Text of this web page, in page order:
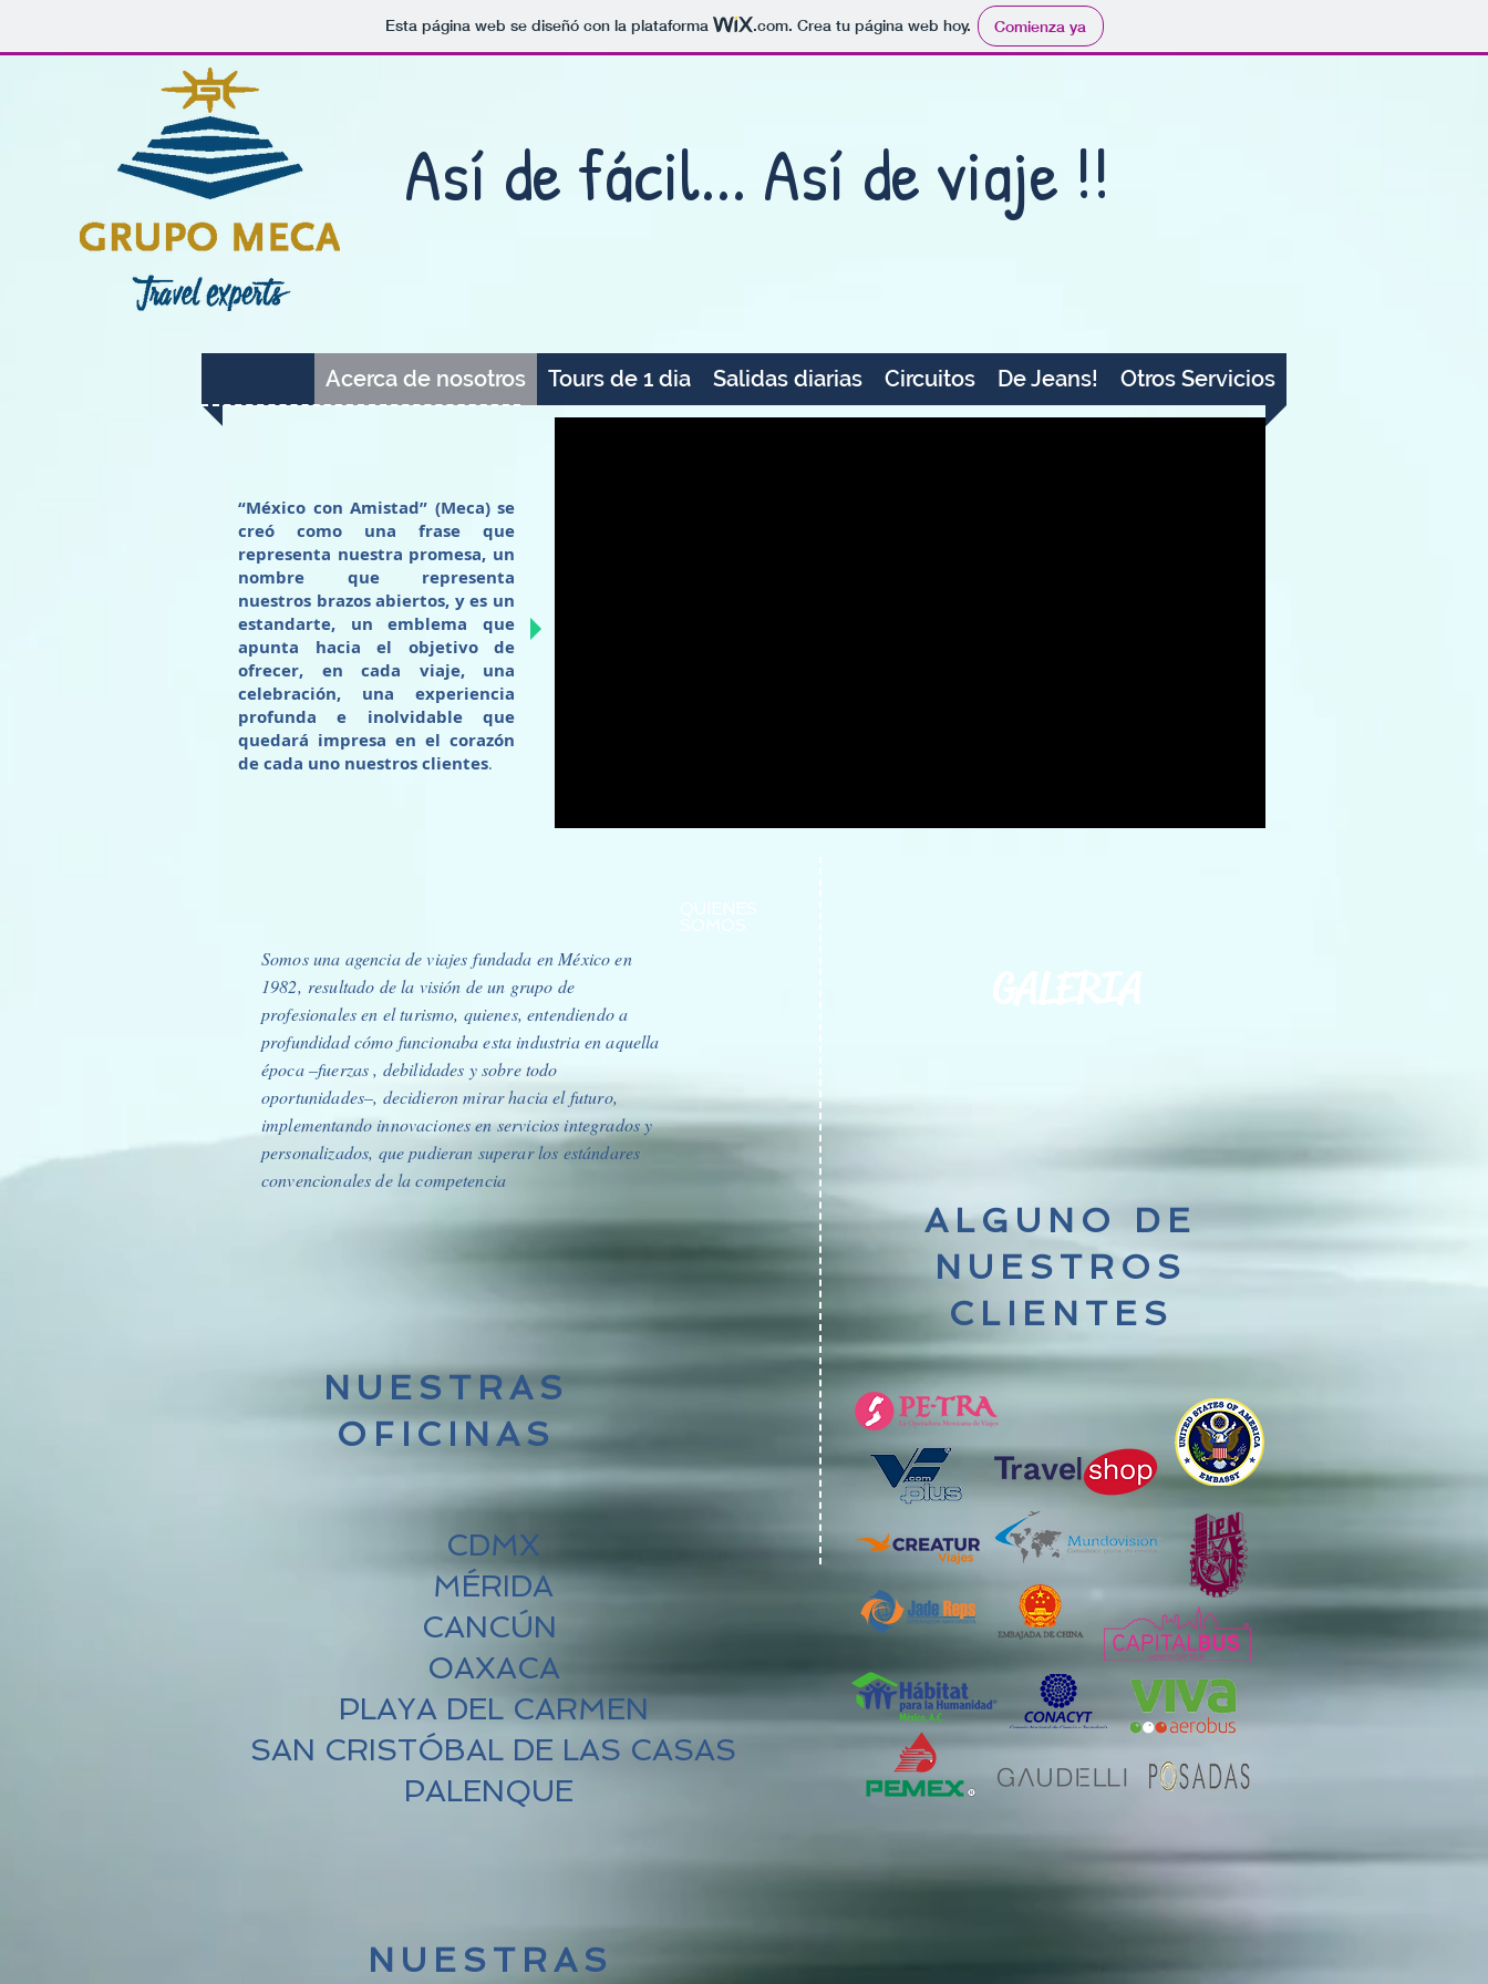
Esta página web se diseñó con la plataforma .com. Crea tu página web hoy. Comienza ya
Así de fácil... Así de viaje !!
Acerca de nosotros Tours de 1 dia Salidas diarias Circuitos De Jeans! Otros Servicios
“México con Amistad” (Meca) se
creó como una frase que
representa nuestra promesa, un
nombre que representa
nuestros brazos abiertos, y es un
estandarte, un emblema que
apunta hacia el objetivo de
ofrecer, en cada viaje, una
celebración, una experiencia
profunda e inolvidable que
quedará impresa en el corazón
de cada uno nuestros clientes.
Somos una agencia de viajes fundada en México en
1982, resultado de la visión de un grupo de
profesionales en el turismo, quienes, entendiendo a
profundidad cómo funcionaba esta industria en aquella
época –fuerzas , debilidades y sobre todo
oportunidades–, decidieron mirar hacia el futuro,
implementando innovaciones en servicios integrados y
personalizados, que pudieran superar los estándares
convencionales de la competencia
NUESTRAS
OFICINAS
CDMX
MÉRIDA
CANCÚN
OAXACA
PLAYA DEL CARMEN
SAN CRISTÓBAL DE LAS CASAS
PALENQUE
ALGUNO DE
NUESTROS
CLIENTES
NUESTRAS